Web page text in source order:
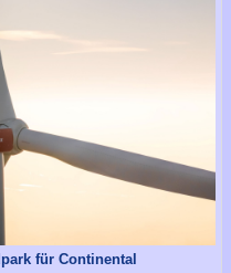
für Continental